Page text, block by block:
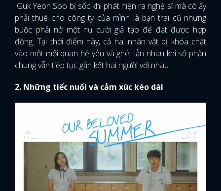
Guk Yeon Soo bị sốc khi phát hiện ra nghệ sĩ mà cô ấy
phải thuê cho công ty của mình là bạn trai cũ nhưng
buộc phải nở một nụ cười giả tạo để đạt được hợp
đồng. Tại thời điểm này, cả hai nhân vật bị khóa chặt
vào một mối quan hệ yêu và ghét lẫn nhau khi số phận
chung vẫn tiếp tục gắn kết hai người với nhau.
2. Những tiếc nuối và cảm xúc kéo dài